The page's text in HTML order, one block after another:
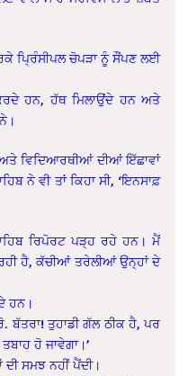
ਪ੍ਰਿੰਸੀਪਲ ਚੋਪੜਾ ਨੂੰ ਸੌਂਪਣ ਲਈ
ਹਨ, ਹੱਥ ਮਿਲਾਉਂਦੇ ਹਨ ਅਤੇ
ਵਿਦਿਆਰਥੀਆਂ ਦੀਆਂ ਇੱਛਾਵਾਂ
ਨੇ ਵੀ ਤਾਂ ਕਿਹਾ ਸੀ, ‘ਇਨਸਾਫ਼
ਰਿਪੋਰਟ ਪੜ੍ਹ ਰਹੇ ਹਨ। ਮੈਂ
ਹੈ, ਕੱਚੀਆਂ ਤਰੇਲੀਆਂ ਉਨ੍ਹਾਂ ਦੇ
ਹਨ।
ਬੱਤਰਾ! ਤੁਹਾਡੀ ਗੱਲ ਠੀਕ ਹੈ, ਪਰ
ਹੋ ਜਾਵੇਗਾ।’
ਸਮਝ ਨਹੀਂ ਪੈਂਦੀ।